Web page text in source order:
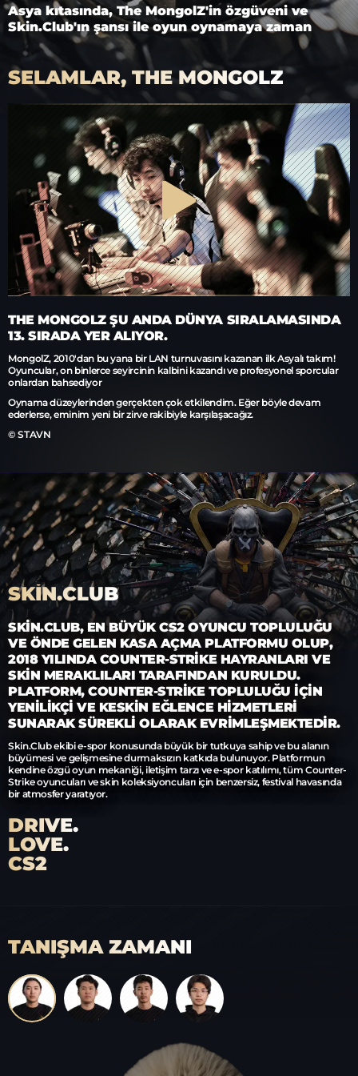
Asya kıtasında, The MongolZ'in özgüveni ve
Skin.Club'ın şansı ile oyun oynamaya zaman
SELAMLAR, THE MONGOLZ
THE MONGOLZ ŞU ANDA DÜNYA SIRALAMASINDA
13. SIRADA YER ALIYOR.
MongolZ, 2010'dan bu yana bir LAN turnuvasını kazanan ilk Asyalı takım!
Oyuncular, on binlerce seyircinin kalbini kazandı ve profesyonel sporcular
onlardan bahsediyor
Oynama düzeylerinden gerçekten çok etkilendim. Eğer böyle devam
ederlerse, eminim yeni bir zirve rakibiyle karşılaşacağız.
© STAVN
SKIN.CLUB
SKIN.CLUB, EN BÜYÜK CS2 OYUNCU TOPLULUĞU
VE ÖNDE GELEN KASA AÇMA PLATFORMU OLUP,
2018 YILINDA COUNTER-STRIKE HAYRANLARI VE
SKIN MERAKLILARI TARAFINDAN KURULDU.
PLATFORM, COUNTER-STRIKE TOPLULUĞU IÇIN
YENILIKÇI VE KESKIN EĞLENCE HIZMETLERI
SUNARAK SÜREKLI OLARAK EVRIMLEŞMEKTEDIR.
Skin.Club ekibi e-spor konusunda büyük bir tutkuya sahip ve bu alanın
büyümesi ve gelişmesine durmaksızın katkıda bulunuyor. Platformun
kendine özgü oyun mekaniği, iletişim tarzı ve e-spor katılımı, tüm Counter-
Strike oyuncuları ve skin koleksiyoncuları için benzersiz, festival havasında
bir atmosfer yaratıyor.
DRIVE.
LOVE.
CS2
TANIŞMA ZAMANI